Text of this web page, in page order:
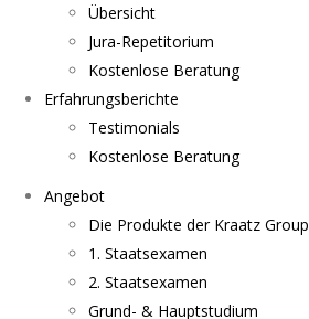
Übersicht
Jura-Repetitorium
Kostenlose Beratung
Erfahrungsberichte
Testimonials
Kostenlose Beratung
Angebot
Die Produkte der Kraatz Group
1. Staatsexamen
2. Staatsexamen
Grund- & Hauptstudium